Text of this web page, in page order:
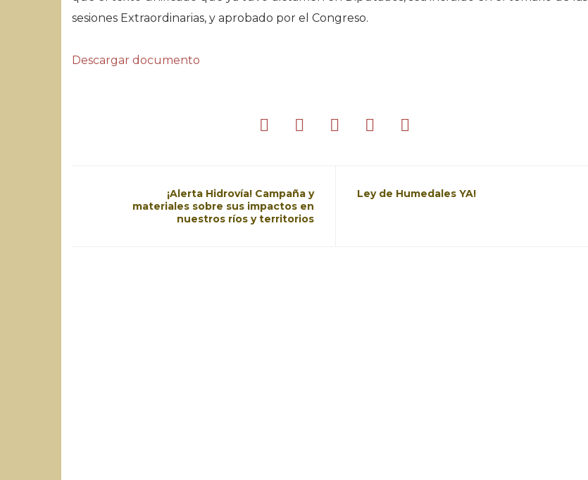
sesiones Extraordinarias, y aprobado por el Congreso.
Descargar documento
¡Alerta Hidrovía! Campaña y
materiales sobre sus impactos en
nuestros ríos y territorios
Ley de Humedales YA!